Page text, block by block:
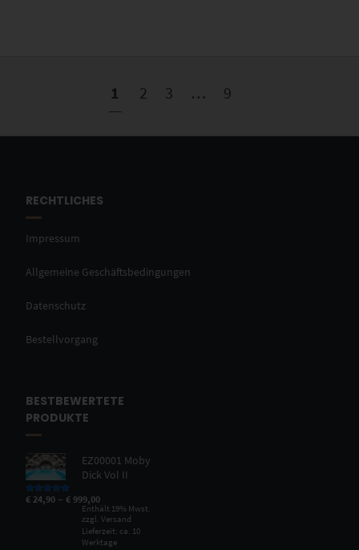
1 2 3 … 9
RECHTLICHES
Impressum
Allgemeine Geschäftsbedingungen
Datenschutz
Bestellvorgang
BESTBEWERTETE
PRODUKTE
EZ00001 Moby
Dick Vol II
Bewertet mit
von 5
€ 24,90 –€ 999,00
Enthält 19% Mwst.
zzgl.Versand
Lieferzeit: ca. 10
Werktage